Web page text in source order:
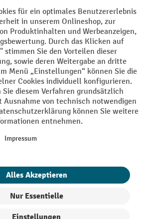
Datenschutz
Privacy Settings
Mehrwertsteuer zzgl.Versandkostenund ggf.
nicht anders angegeben.
der Vorrat reicht. Der Rabatt gilt nicht auf
möglich. | ² Der Rabatt wird einmalig bei
des Rabatts variiert je nach
bis zu 10 % (10 % auf Lager, Umwelt,
sind Elektro-Hubwagen,